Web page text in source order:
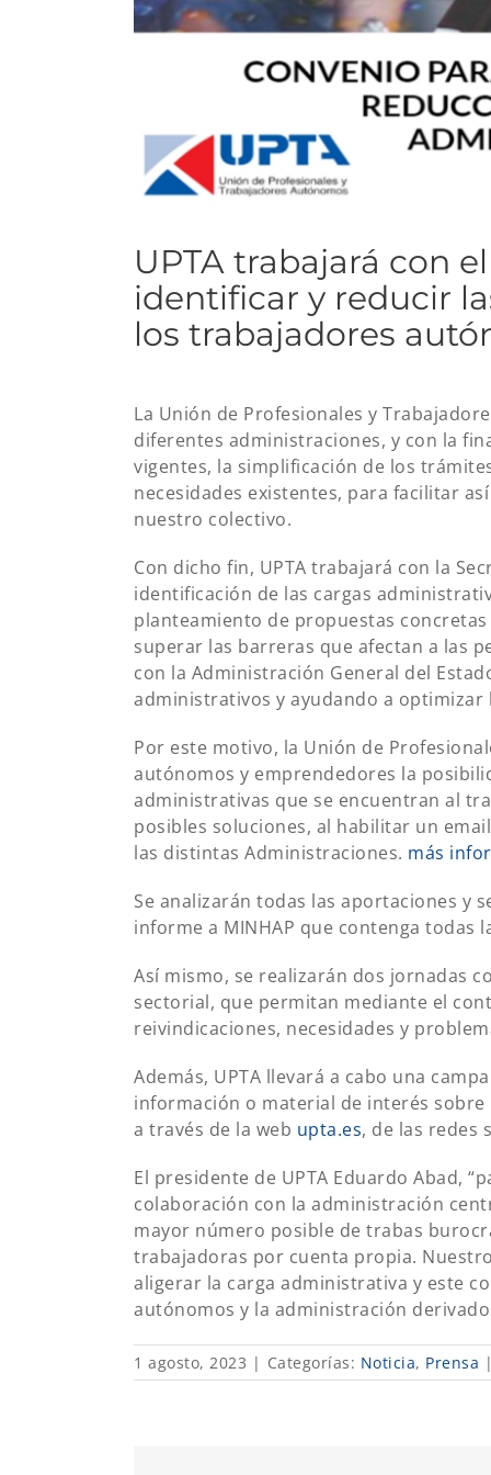
UPTA trabajará con
identificar y reducir
los trabajadores
La Unión de Profesionales y
diferentes administraciones, y con la
vigentes, la simplificación de los
necesidades existentes, para facilitar
nuestro colectivo.
Con dicho fin, UPTA trabajará con la
identificación de las cargas
planteamiento de propuestas
superar las barreras que afectan a las
con la Administración General del
administrativos y ayudando a
Por este motivo, la Unión de
autónomos y emprendedores la
administrativas que se encuentran al
posibles soluciones, al habilitar un
las distintas Administraciones. más
Se analizarán todas las aportaciones y
informe a MINHAP que contenga todas
Así mismo, se realizarán dos jornadas
sectorial, que permitan mediante el
reivindicaciones, necesidades y
Además, UPTA llevará a cabo una
información o material de interés
a través de la web upta.es, de las redes
El presidente de UPTA Eduardo Abad,
colaboración con la administración
mayor número posible de trabas
trabajadoras por cuenta propia.
aligerar la carga administrativa y este
autónomos y la administración
1 agosto, 2023 | Categorías: Noticia, Prensa |